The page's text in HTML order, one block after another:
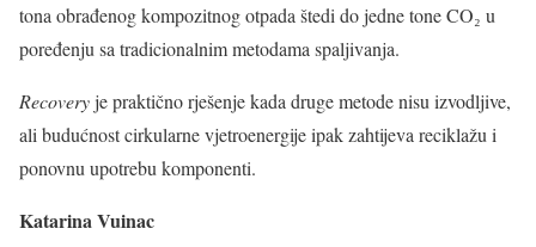
tona obrađenog kompozitnog otpada štedi do jedne tone CO₂ u
poređenju sa tradicionalnim metodama spaljivanja.
Recoveryje praktično rješenje kada druge metode nisu izvodljive,
ali budućnost cirkularne vjetroenergije ipak zahtijeva reciklažu i
ponovnu upotrebu komponenti.
Katarina Vuinac